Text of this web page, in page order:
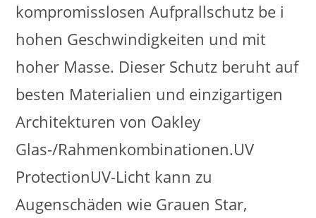
kompromisslosen Aufprallschutz be i
hohen Geschwindigkeiten und mit
hoher Masse. Dieser Schutz beruht auf
besten Materialien und einzigartigen
Architekturen von Oakley
Glas-/Rahmenkombinationen.UV
ProtectionUV-Licht kann zu
Augenschäden wie Grauen Star,